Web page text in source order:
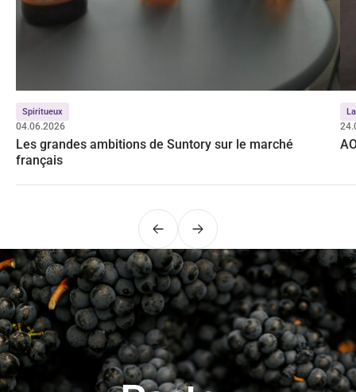
Spiritueux
04.06.2026
Les grandes ambitions de Suntory sur le marché
français
PrécédentSuivant